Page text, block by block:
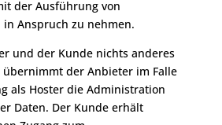
der Ausführung von
Anspruch zu nehmen.
und der Kunde nichts anderes
der Anbieter im Falle
als Hoster die Administration
Daten. Der Kunde erhält